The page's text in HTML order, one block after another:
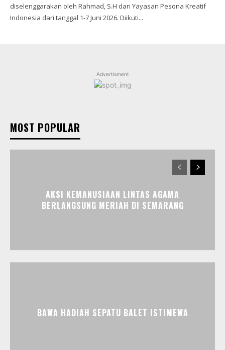
diselenggarakan oleh Rahmad, S.H dari Yayasan Pesona Kreatif
Indonesia dari tanggal 1-7 Juni 2026. Diikuti...
Advertisment
MOST POPULAR
AKSI KEMANUSIAAN LINTAS AGAMA
BERLANGSUNG MERIAH DI SEMARANG
BAWA HADIAH SEPATU BALET ISTIMEWA